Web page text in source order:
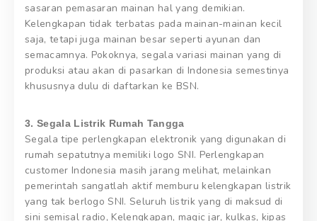
sasaran pemasaran mainan hal yang demikian.
Kelengkapan tidak terbatas pada mainan-mainan kecil
saja, tetapi juga mainan besar seperti ayunan dan
semacamnya. Pokoknya, segala variasi mainan yang di
produksi atau akan di pasarkan di Indonesia semestinya
khususnya dulu di daftarkan ke BSN.
3. Segala Listrik Rumah Tangga
Segala tipe perlengkapan elektronik yang digunakan di
rumah sepatutnya memiliki logo SNI. Perlengkapan
customer Indonesia masih jarang melihat, melainkan
pemerintah sangatlah aktif memburu kelengkapan listrik
yang tak berlogo SNI. Seluruh listrik yang di maksud di
sini semisal radio, Kelengkapan, magic jar, kulkas, kipas